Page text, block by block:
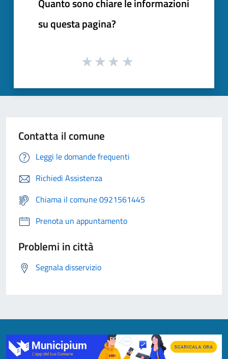
su questa pagina?
Contatta il comune
Leggi le domande frequenti
Richiedi Assistenza
Chiama il comune 0921561445
Prenota un appuntamento
Problemi in città
Segnala disservizio